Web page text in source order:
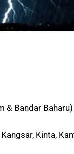
& Bandar Baharu)
Kinta,